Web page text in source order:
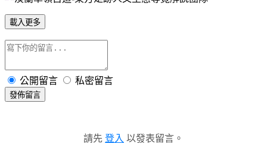
載入更多
公開留言 私密留言
發佈留言
請先 登入 以發表留言。